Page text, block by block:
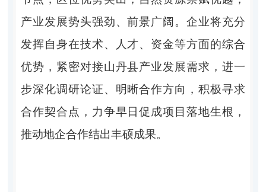
产业发展势头强劲、前景广阔。企业将充分
发挥自身在技术、人才、资金等方面的综合
优势，紧密对接山丹县产业发展需求，进一
步深化调研论证、明晰合作方向，积极寻求
合作契合点，力争早日促成项目落地生根，
推动地企合作结出丰硕成果。